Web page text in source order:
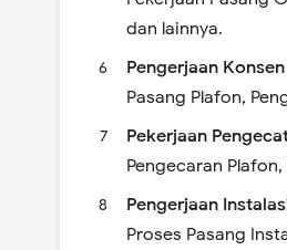
dan lainnya.
Pengerjaan
Pasang Plafon,
Pekerjaan
Pengecaran
Pengerjaan
Proses Pasang